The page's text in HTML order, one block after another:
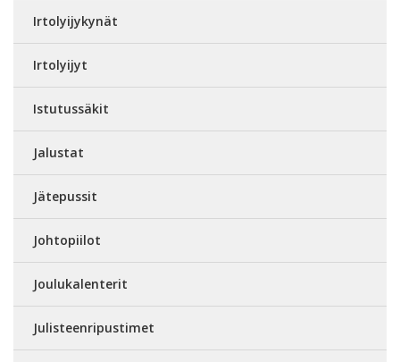
Irtolyijykynät
Irtolyijyt
Istutussäkit
Jalustat
Jätepussit
Johtopiilot
Joulukalenterit
Julisteenripustimet